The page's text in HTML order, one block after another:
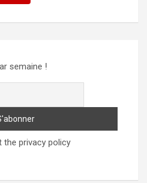
semaine !
privacy policy